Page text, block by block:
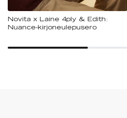
Novita x Laine 4ply & Edith:
Nuance-kirjoneulepusero